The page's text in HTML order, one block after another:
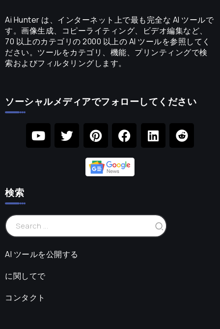
Ai Hunter は、インターネット上で最も完全な AI ツールで
す。画像生成、コピーライティング、ビデオ編集など、
70 以上のカテゴリの 2000 以上の AI ツールを参照してく
ださい。ツールをカテゴリ、機能、プリンティングで検
索およびフィルタリングします。
ソーシャルメディアでフォローしてください
検索
AI ツールを公開する
に関してで
コンタクト